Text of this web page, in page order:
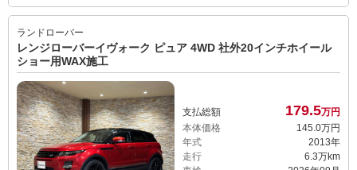
レンジローバーイヴォーク ピュア 4WD 社外20インチホイール
支払総額 179.5万円
走行
6.3万km
車検
2026年09月